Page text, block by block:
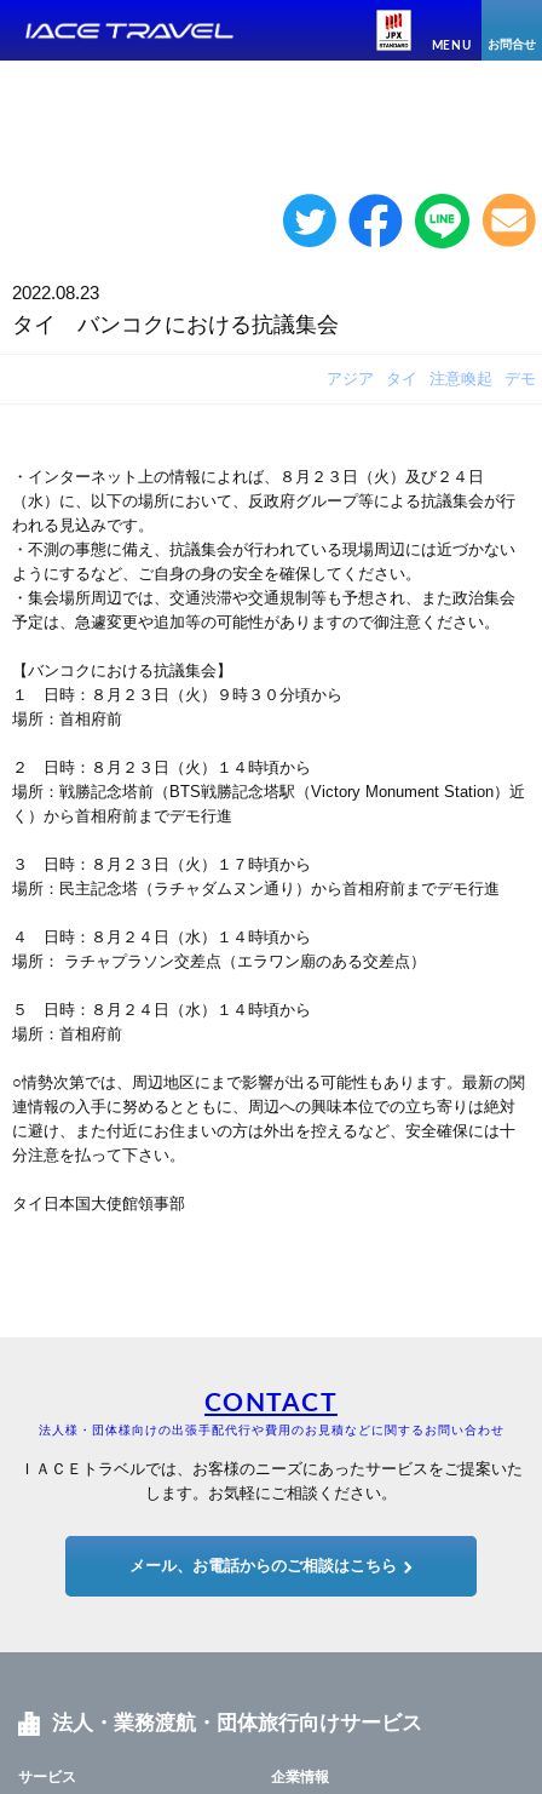
MENU お問合せ
2022.08.23
タイ バンコクにおける抗議集会
アジア タイ 注意喚起 デモ
・インターネット上の情報によれば、８月２３日（火）及び２４日
（水）に、以下の場所において、反政府グループ等による抗議集会が行
われる見込みです。
・不測の事態に備え、抗議集会が行われている現場周辺には近づかない
ようにするなど、ご自身の身の安全を確保してください。
・集会場所周辺では、交通渋滞や交通規制等も予想され、また政治集会
予定は、急遽変更や追加等の可能性がありますので御注意ください。
【バンコクにおける抗議集会】
１ 日時：８月２３日（火）９時３０分頃から
場所：首相府前
２ 日時：８月２３日（火）１４時頃から
場所：戦勝記念塔前（BTS戦勝記念塔駅（Victory Monument Station）近
く）から首相府前までデモ行進
３ 日時：８月２３日（火）１７時頃から
場所：民主記念塔（ラチャダムヌン通り）から首相府前までデモ行進
４ 日時：８月２４日（水）１４時頃から
場所： ラチャプラソン交差点（エラワン廟のある交差点）
５ 日時：８月２４日（水）１４時頃から
場所：首相府前
○情勢次第では、周辺地区にまで影響が出る可能性もあります。最新の関
連情報の入手に努めるとともに、周辺への興味本位での立ち寄りは絶対
に避け、また付近にお住まいの方は外出を控えるなど、安全確保には十
分注意を払って下さい。
タイ日本国大使館領事部
CONTACT
法人様・団体様向けの出張手配代行や費用のお見積などに関するお問い合わせ
ＩＡＣＥトラベルでは、お客様のニーズにあったサービスをご提案いた
します。お気軽にご相談ください。
メール、お電話からのご相談はこちら
法人・業務渡航・団体旅行向けサービス
サービス 企業情報